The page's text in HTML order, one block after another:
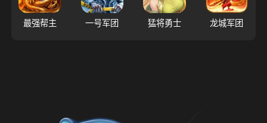
最强帮主 一号军团 猛将勇士 龙城军团